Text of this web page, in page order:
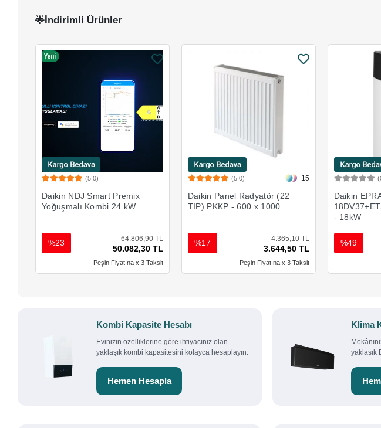
İndirimli Ürünler
(5.0)
Daikin NDJ Smart Premix
Yoğuşmalı Kombi 24 kW
64.806,90 TL
50.082,30 TL
%23
Peşin Fiyatına x 3 Taksit
(5.0) +15
Daikin Panel Radyatör (22
TIP) PKKP - 600 x 1000
4.365,10 TL
3.644,50 TL
%17
Peşin Fiyatına x 3 Taksit
Daikin
- 18kW
%49
Kombi Kapasite Hesabı
Evinizin özelliklerine göre ihtiyacınız olan
yaklaşık kombi kapasitesini kolayca hesaplayın.
Hemen Hesapla
Klima
yaklaşık